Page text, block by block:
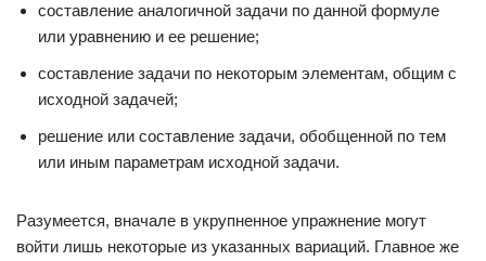
составление аналогичной задачи по данной формуле
или уравнению и ее решение;
составление задачи по некоторым элементам, общим с
исходной задачей;
решение или составление задачи, обобщенной по тем
или иным параметрам исходной задачи.
Разумеется, вначале в укрупненное упражнение могут
войти лишь некоторые из указанных вариаций. Главное же